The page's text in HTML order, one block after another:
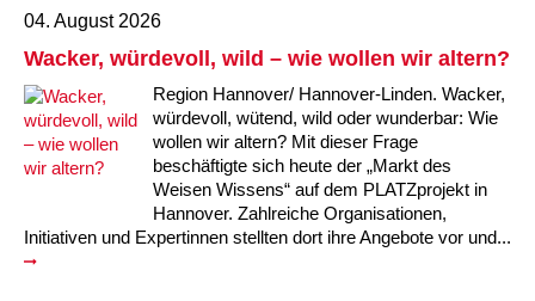
04. August 2026
Wacker, würdevoll, wild – wie wollen wir altern?
Region Hannover/ Hannover-Linden. Wacker,
würdevoll, wütend, wild oder wunderbar: Wie
wollen wir altern? Mit dieser Frage
beschäftigte sich heute der „Markt des
Weisen Wissens“ auf dem PLATZprojekt in
Hannover. Zahlreiche Organisationen,
Initiativen und Expertinnen stellten dort ihre Angebote vor und...